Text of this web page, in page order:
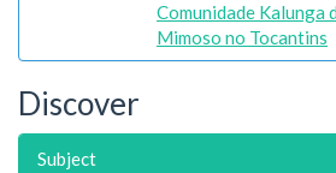
Comunidade Kalunga
Mimoso no Tocantins
Discover
Subject